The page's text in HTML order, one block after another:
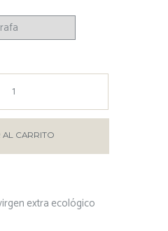
AL CARRITO
extra ecológico